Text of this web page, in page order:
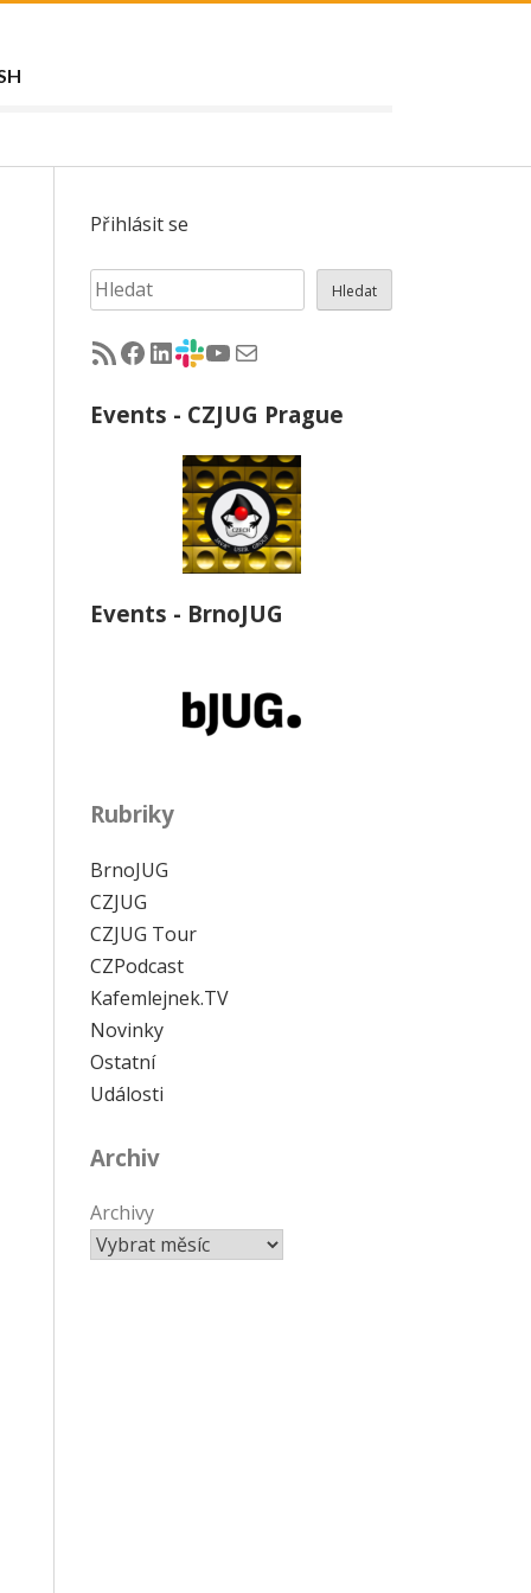
Přihlásit se
Hledat Hledat
RSS - články na jug.cz
Facebook skupina Czech Java User Group
LinkedIn skupina Czech Java User Group
CZJUG Slack fórum
CZJUG YouTube kanálCZJUG email
Events - CZJUG Prague
Events - BrnoJUG
Rubriky
BrnoJUG
CZJUG
CZJUG Tour
CZPodcast
Kafemlejnek.TV
Novinky
Ostatní
Události
Archiv
Archivy